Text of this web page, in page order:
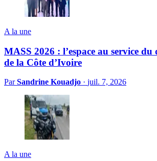
A la une
MASS 2026 : l’espace au service du
de la Côte d’Ivoire
ParSandrine Kouadjo · juil. 7, 2026
A la une